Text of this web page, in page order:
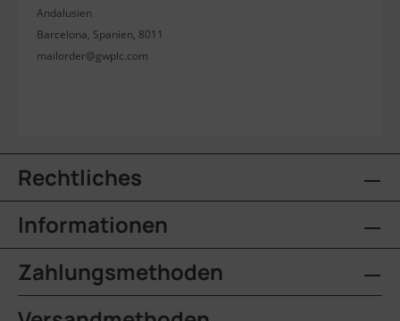
Andalusien
Barcelona, Spanien, 8011
mailorder@gwplc.com
Rechtliches
Informationen
Zahlungsmethoden